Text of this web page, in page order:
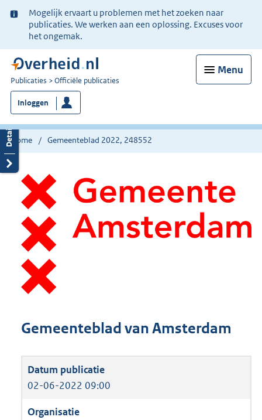
Ter
informatie:
Mogelijk ervaart u problemen met het zoeken naar
publicaties. We werken aan een oplossing. Excuses voor
het ongemak.
Menu
U
bent
nu
hier:
Publicaties Officiële publicaties
Inloggen
Home Gemeenteblad 2022, 248552
Gemeenteblad van Amsterdam
02-06-2022 09:00